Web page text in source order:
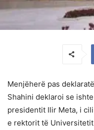
Menjëherë pas
Shahini deklaroi se
presidentit Ilir Meta, i
e rektorit të